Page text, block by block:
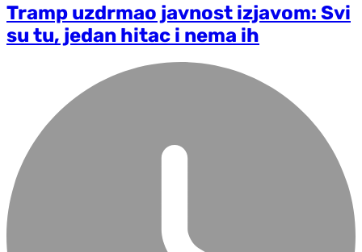
Tramp uzdrmao javnost izjavom: Svi
su tu, jedan hitac i nema ih